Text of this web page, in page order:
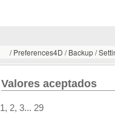
/ Preferences4D / Backup /
Valores aceptados
1, 2, 3... 29